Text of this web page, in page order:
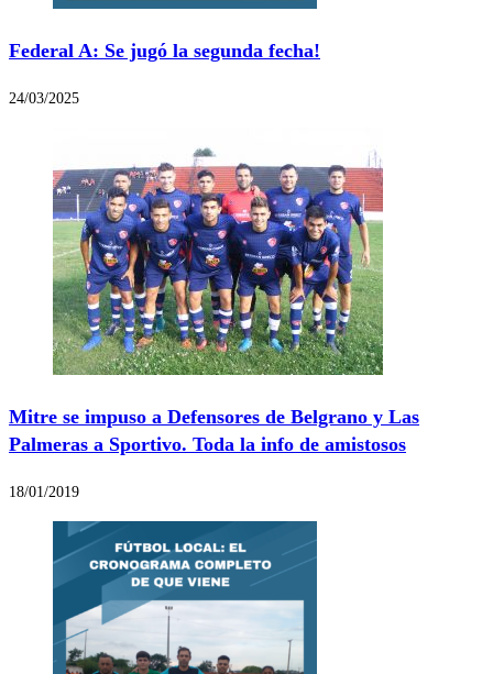
Federal A: Se jugó la segunda fecha!
24/03/2025
Mitre se impuso a Defensores de Belgrano y Las
Palmeras a Sportivo. Toda la info de amistosos
18/01/2019